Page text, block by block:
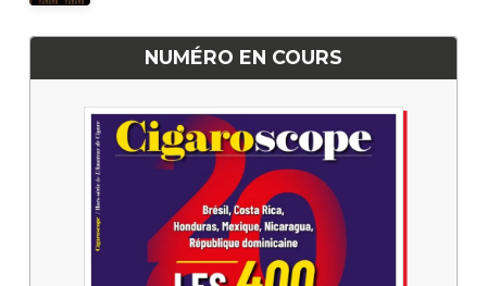
NUMÉRO EN COURS